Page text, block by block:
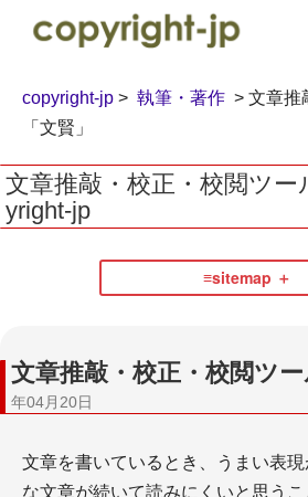
copyright-jp > 執筆・著作 > 文章推
「文賢」
文章推敲・校正・校閲ツー
yright-jp
≡sitemap
文章推敲・校正・校閲ツー
年04月20日
文章を書いているとき、うまい表
な文章が続いて読みにくいと思う